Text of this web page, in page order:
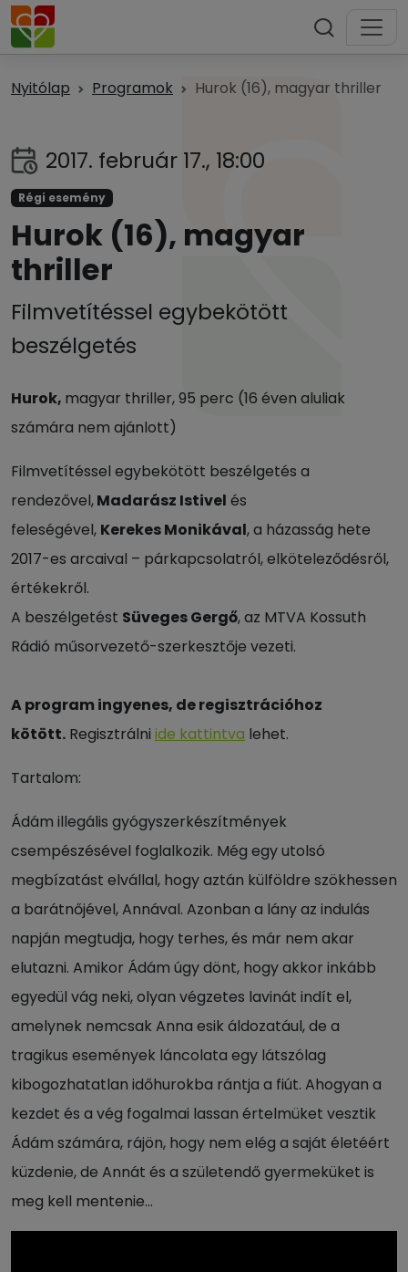
Nyitólap Programok Hurok (16), magyar thriller
2017. február 17., 18:00
Régi esemény
Hurok (16), magyar
thriller
Filmvetítéssel egybekötött
beszélgetés
Hurok, magyar thriller, 95 perc (16 éven aluliak
számára nem ajánlott)
Filmvetítéssel egybekötött beszélgetés a
rendezővel,Madarász Istivel és
feleségével, Kerekes Monikával, a házasság hete
2017-es arcaival – párkapcsolatról, elköteleződésről,
értékekről.
A beszélgetést Süveges Gergő, az MTVA Kossuth
Rádió műsorvezető-szerkesztője vezeti.
A program ingyenes, de regisztrációhoz
kötött. Regisztrálni ide kattintva lehet.
Tartalom:
Ádám illegális gyógyszerkészítmények
csempészésével foglalkozik. Még egy utolsó
megbízatást elvállal, hogy aztán külföldre szökhessen
a barátnőjével, Annával. Azonban a lány az indulás
napján megtudja, hogy terhes, és már nem akar
elutazni. Amikor Ádám úgy dönt, hogy akkor inkább
egyedül vág neki, olyan végzetes lavinát indít el,
amelynek nemcsak Anna esik áldozatául, de a
tragikus események láncolata egy látszólag
kibogozhatatlan időhurokba rántja a fiút. Ahogyan a
kezdet és a vég fogalmai lassan értelmüket vesztik
Ádám számára, rájön, hogy nem elég a saját életéért
küzdenie, de Annát és a születendő gyermeküket is
meg kell mentenie…